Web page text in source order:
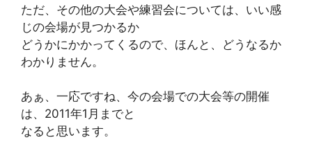
ただ、その他の大会や練習会については、いい感
じの会場が見つかるか
どうかにかかってくるので、ほんと、どうなるか
わかりません。
あぁ、一応ですね、今の会場での大会等の開催
は、2011年1月までと
なると思います。